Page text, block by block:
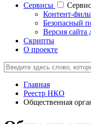
Cервисы
Контент-
Безопасный
Версия сайта
Скрипты
О проекте
Главная
Реестр НКО
Общественная